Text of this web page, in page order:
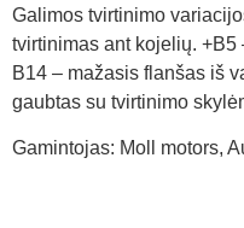
Galimos tvirtinimo
tvirtinimas ant kojelių.
B14 – mažasis flanšas iš
gaubtas su tvirtinimo
Gamintojas: Moll motors,